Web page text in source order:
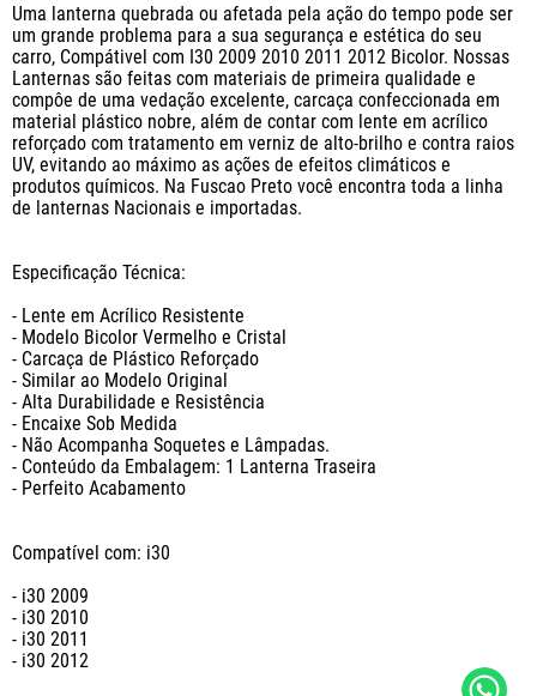
Uma lanterna quebrada ou afetada pela ação do tempo pode ser
um grande problema para a sua segurança e estética do seu
carro, Compátivel com I30 2009 2010 2011 2012 Bicolor. Nossas
Lanternas são feitas com materiais de primeira qualidade e
compôe de uma vedação excelente, carcaça confeccionada em
material plástico nobre, além de contar com lente em acrílico
reforçado com tratamento em verniz de alto-brilho e contra raios
UV, evitando ao máximo as ações de efeitos climáticos e
produtos químicos. Na Fuscao Preto você encontra toda a linha
de lanternas Nacionais e importadas.
Especificação Técnica:
- Lente em Acrílico Resistente
- Modelo Bicolor Vermelho e Cristal
- Carcaça de Plástico Reforçado
- Similar ao Modelo Original
- Alta Durabilidade e Resistência
- Encaixe Sob Medida
- Não Acompanha Soquetes e Lâmpadas.
- Conteúdo da Embalagem: 1 Lanterna Traseira
- Perfeito Acabamento
Compatível com: i30
- i30 2009
- i30 2010
- i30 2011
- i30 2012